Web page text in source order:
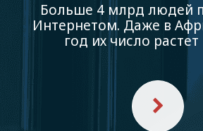
Больше 4 млрд людей
Интернетом. Даже в
год их число растет